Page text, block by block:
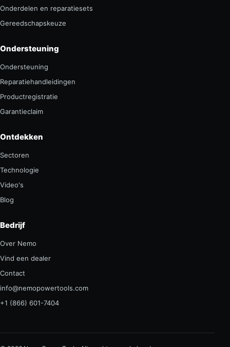
Onderdelen en reparatiesets
Gereedschapskeuze
Ondersteuning
Ondersteuning
Reparatiehandleidingen
Productregistratie
Garantieclaim
Ontdekken
Sectoren
Technologie
Video's
Blog
Bedrijf
Over Nemo
Vind een dealer
Contact
info@nemopowertools.com
+1 (866) 601-7404